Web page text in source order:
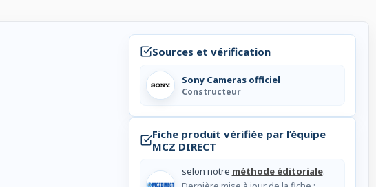
Sources et vérification
Sony Cameras officiel
Constructeur
Fiche produit vérifiée par l’équipe
MCZ DIRECT
selon notre méthode éditoriale.